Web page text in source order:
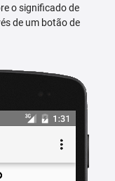
o significado de
de um botão de